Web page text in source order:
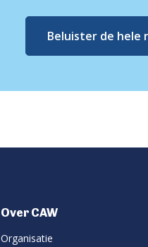
Beluister de hele
Over CAW
Organisatie